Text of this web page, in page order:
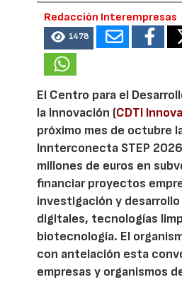
Redacción Interempresas
1478
El Centro para el
la Innovación (CDTI
próximo mes de octubre
Innterconecta STEP
millones de euros en
financiar proyectos
investigación y
digitales, tecnologías
biotecnología. El
con antelación esta
empresas y organismos